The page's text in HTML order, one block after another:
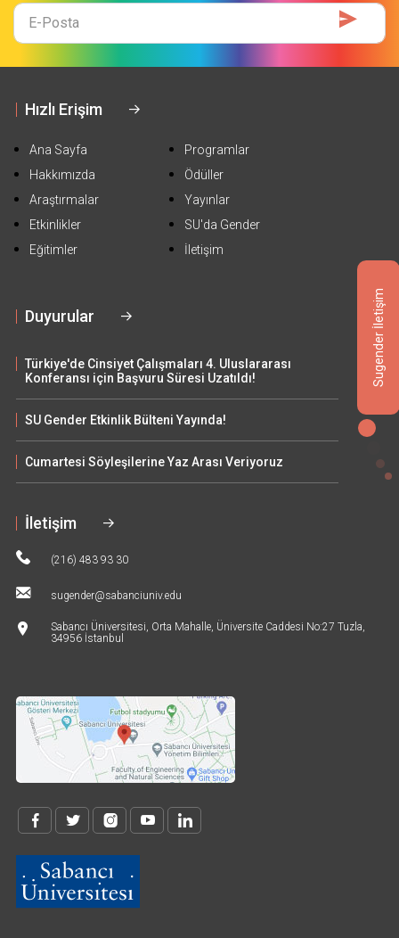
Sugender İletişim
E-
Mail
Hızlı Erişim
Ana Sayfa
Hakkımızda
Araştırmalar
Etkinlikler
Eğitimler
Programlar
Ödüller
Yayınlar
SU'da Gender
İletişim
Duyurular
Türkiye'de Cinsiyet Çalışmaları 4. Uluslararası
Konferansı için Başvuru Süresi Uzatıldı!
SU Gender Etkinlik Bülteni Yayında!
Cumartesi Söyleşilerine Yaz Arası Veriyoruz
İletişim
(216) 483 93 30
sugender@sabanciuniv.edu
Sabancı Üniversitesi, Orta Mahalle, Üniversite Caddesi No:27 Tuzla,
34956 İstanbul